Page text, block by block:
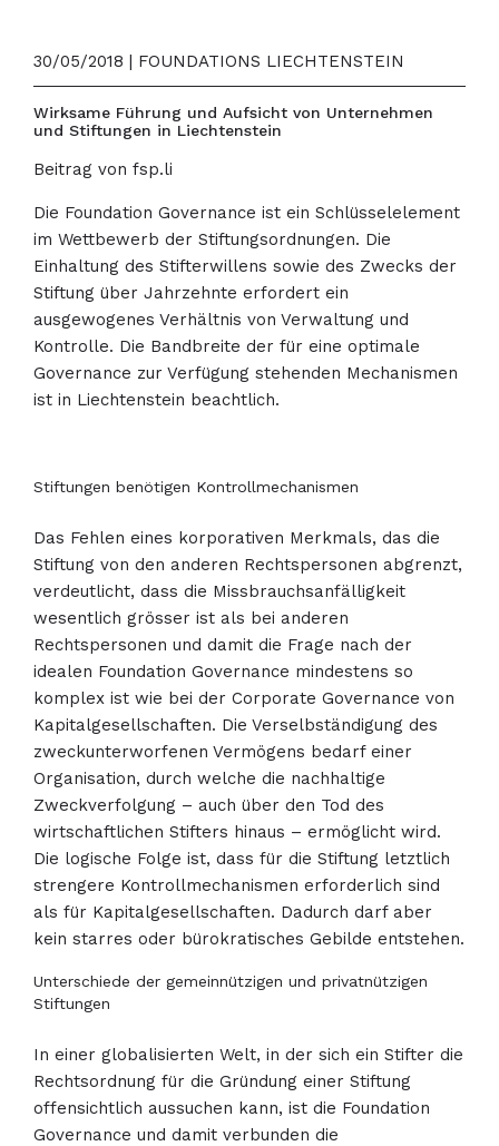
30/05/2018 | FOUNDATIONS LIECHTENSTEIN
Wirksame Führung und Aufsicht von Unternehmen
und Stiftungen in Liechtenstein
Beitrag von fsp.li
Die Foundation Governance ist ein Schlüsselelement
im Wettbewerb der Stiftungsordnungen. Die
Einhaltung des Stifterwillens sowie des Zwecks der
Stiftung über Jahrzehnte erfordert ein
ausgewogenes Verhältnis von Verwaltung und
Kontrolle. Die Bandbreite der für eine optimale
Governance zur Verfügung stehenden Mechanismen
ist in Liechtenstein beachtlich.
Stiftungen benötigen Kontrollmechanismen
Das Fehlen eines korporativen Merkmals, das die
Stiftung von den anderen Rechtspersonen abgrenzt,
verdeutlicht, dass die Missbrauchsanfälligkeit
wesentlich grösser ist als bei anderen
Rechtspersonen und damit die Frage nach der
idealen Foundation Governance mindestens so
komplex ist wie bei der Corporate Governance von
Kapitalgesellschaften. Die Verselbständigung des
zweckunterworfenen Vermögens bedarf einer
Organisation, durch welche die nachhaltige
Zweckverfolgung – auch über den Tod des
wirtschaftlichen Stifters hinaus – ermöglicht wird.
Die logische Folge ist, dass für die Stiftung letztlich
strengere Kontrollmechanismen erforderlich sind
als für Kapitalgesellschaften. Dadurch darf aber
kein starres oder bürokratisches Gebilde entstehen.
Unterschiede der gemeinnützigen und privatnützigen
Stiftungen
In einer globalisierten Welt, in der sich ein Stifter die
Rechtsordnung für die Gründung einer Stiftung
offensichtlich aussuchen kann, ist die Foundation
Governance und damit verbunden die